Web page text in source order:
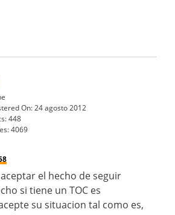
On:24 agosto 2012
448
4069
el hecho de seguir
si tiene un TOC es
su situacion tal como es,